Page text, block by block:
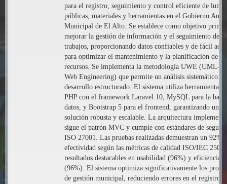
para el registro, seguimiento y control eficiente de
públicas, materiales y herramientas en el Gobierno
Municipal de El Alto. Se establece como objetivo
mejorar la gestión de información y el seguimiento de
trabajos, proporcionando datos confiables y de fácil
para optimizar el mantenimiento y la planificación de
recursos. Se implementa la metodología UWE (UML-
Web Engineering) que permite un análisis sistemático y
desarrollo estructurado. El sistema utiliza herramientas
PHP con el framework Laravel 10, MySQL para la base
datos, y Bootstrap 5 para el frontend, garantizando una
solución robusta y escalable. La arquitectura
sigue el patrón MVC y cumple con estándares de
ISO 27001. Las pruebas realizadas demuestran un 92%
efectividad según las métricas de calidad ISO/IEC
resultados destacables en usabilidad (96%) y eficiencia
(96%). El sistema optimiza significativamente los
de gestión municipal, reduciendo errores en el registro y